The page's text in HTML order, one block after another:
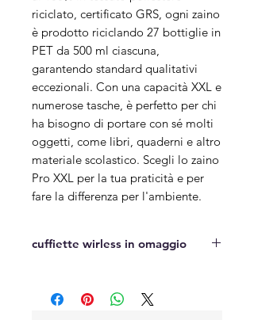
riciclato, certificato GRS, ogni zaino
è prodotto riciclando 27 bottiglie in
PET da 500 ml ciascuna,
garantendo standard qualitativi
eccezionali. Con una capacità XXL e
numerose tasche, è perfetto per chi
ha bisogno di portare con sé molti
oggetti, come libri, quaderni e altro
materiale scolastico. Scegli lo zaino
Pro XXL per la tua praticità e per
fare la differenza per l'ambiente.
cuffiette wirless in omaggio